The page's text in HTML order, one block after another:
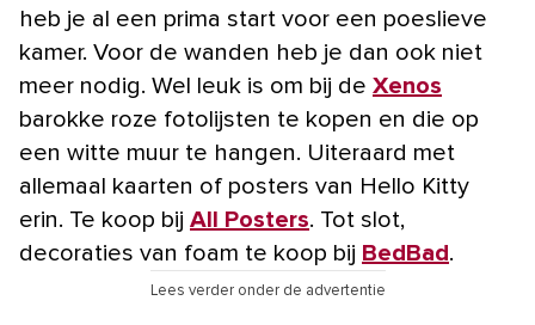
heb je al een prima start voor een poeslieve
kamer. Voor de wanden heb je dan ook niet
meer nodig. Wel leuk is om bij de Xenos
barokke roze fotolijsten te kopen en die op
een witte muur te hangen. Uiteraard met
allemaal kaarten of posters van Hello Kitty
erin. Te koop bij All Posters. Tot slot,
decoraties van foam te koop bij BedBad .
Lees verder onder de advertentie